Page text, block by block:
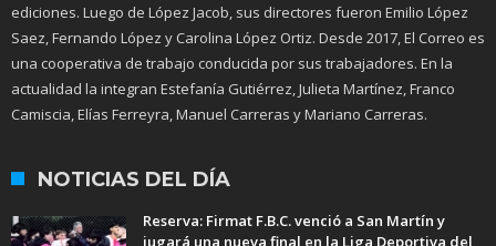
ediciones. Luego de López Jacob, sus directores fueron Emilio López
Saez, Fernando López y Carolina López Ortiz. Desde 2017, El Correo es
una cooperativa de trabajo conducida por sus trabajadores. En la
actualidad la integran Estefanía Gutiérrez, Julieta Martínez, Franco
Camiscia, Elías Ferreyra, Manuel Carreras y Mariano Carreras.
NOTICIAS DEL DÍA
Reserva: Firmat F.B.C. venció a San Martín y
jugará una nueva final en la Liga Deportiva del